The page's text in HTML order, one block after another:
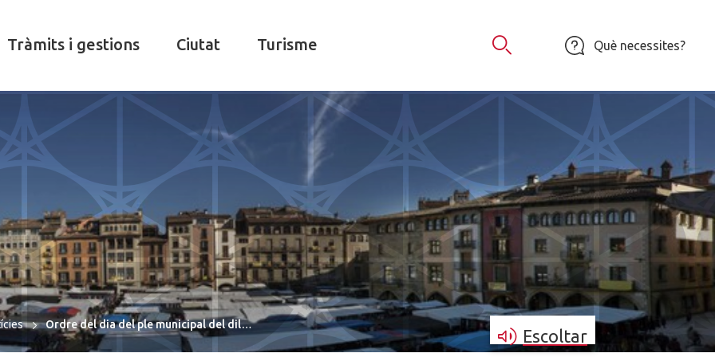
Obrir Cercador
Què necessites?
Tràmits i gestions Ciutat Turisme
Escoltar
Ordre del dia del ple municipal del dil…